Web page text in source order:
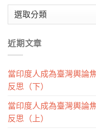
類
近期文章
當印度人成為臺灣輿論
反思（下）
當印度人成為臺灣輿論
反思（上）